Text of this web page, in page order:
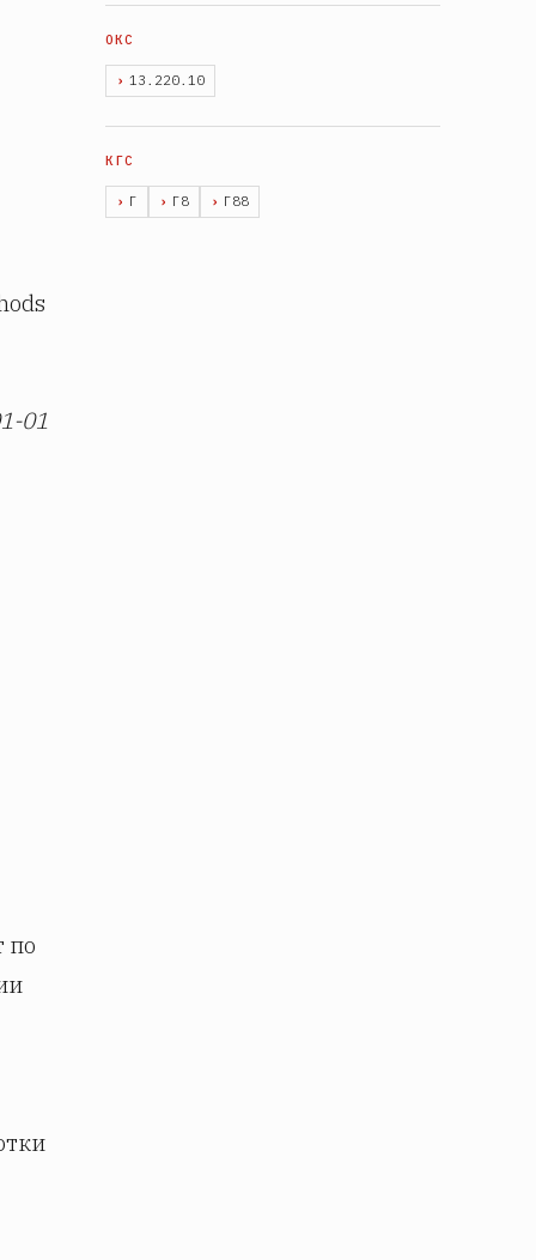
01
по
13.220.10
Г Г8 Г88